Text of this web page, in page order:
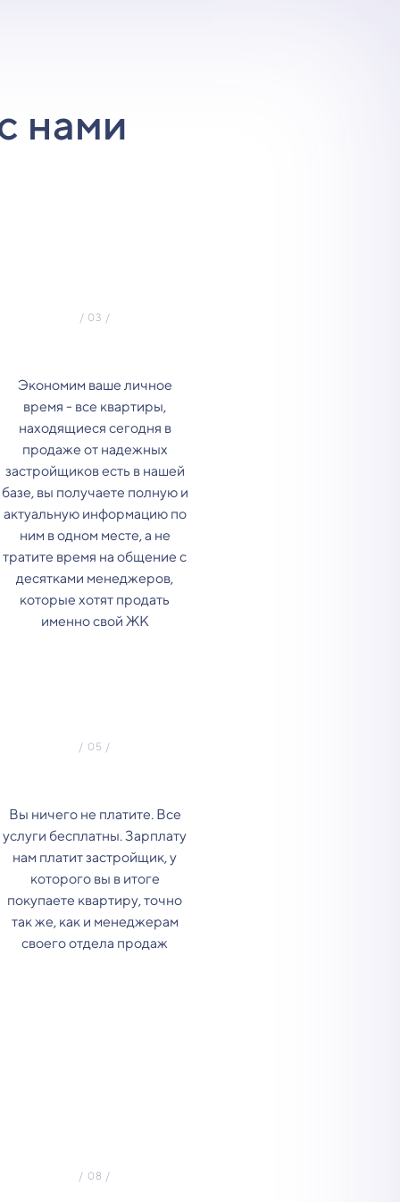
нами
Экономим ваше личное
время - все квартиры,
находящиеся сегодня в
продаже от надежных
застройщиков есть в нашей
базе, вы получаете полную и
актуальную информацию по
ним в одном месте, а не
тратите время на общение с
десятками менеджеров,
которые хотят продать
именно свой ЖК
Вы ничего не платите. Все
услуги бесплатны. Зарплату
нам платит застройщик, у
которого вы в итоге
покупаете квартиру, точно
так же, как и менеджерам
своего отдела продаж